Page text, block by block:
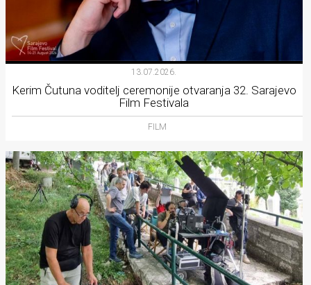
13.07.2026.
Kerim Čutuna voditelj ceremonije otvaranja 32. Sarajevo
Film Festivala
FILM